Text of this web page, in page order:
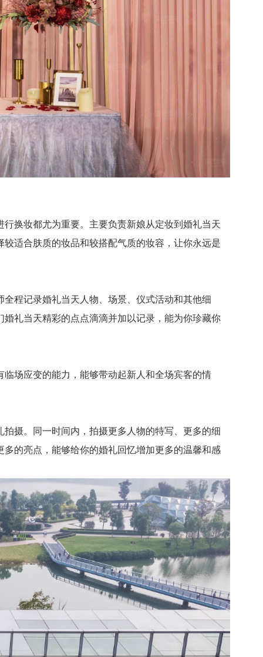
换妆都尤为重要。主要负责新娘从定妆到婚礼当天
适合肤质的妆品和较搭配气质的妆容，让你永远是
程记录婚礼当天人物、场景、仪式活动和其他细
礼当天精彩的点点滴滴并加以记录，能为你珍藏你
场应变的能力，能够带动起新人和全场宾客的情
摄。同一时间内，拍摄更多人物的特写、更多的细
的亮点，能够给你的婚礼回忆增加更多的温馨和感